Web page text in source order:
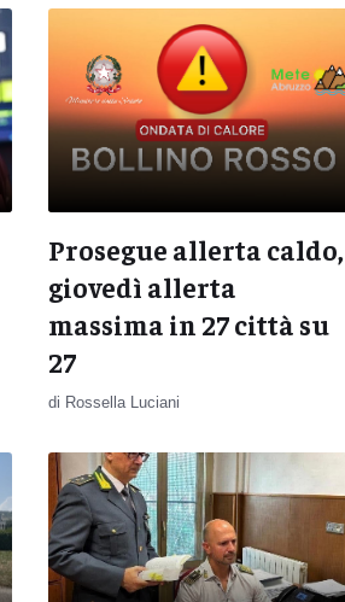
Prosegue allerta caldo,
giovedì allerta
massima in 27 città su
27
di Rossella Luciani